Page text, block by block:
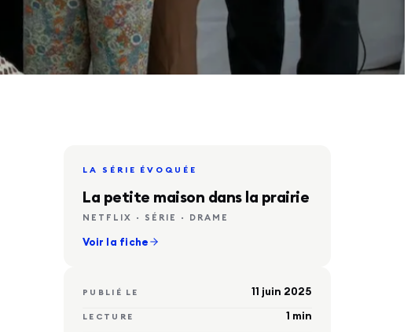
LA SÉRIE ÉVOQUÉE
La petite maison dans la prairie
NETFLIX · SÉRIE · DRAME
Voir la fiche
PUBLIÉ LE 11 juin 2025
LECTURE 1 min